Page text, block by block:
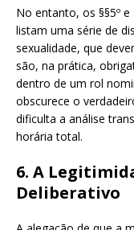
No entanto, os §§5º
listam uma série de
sexualidade, que
são, na prática,
dentro de um rol
obscurece o
dificulta a análise
horária total.
6. A
Deliberativo